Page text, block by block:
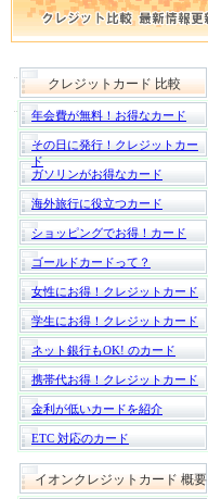
クレジットカード 比較
年会費が無料！お得なカード
その日に発行！クレジットカー
ド
ガソリンがお得なカード
海外旅行に役立つカード
ショッピングでお得！カード
ゴールドカードって？
女性にお得！クレジットカード
学生にお得！クレジットカード
ネット銀行もOK! のカード
携帯代お得！クレジットカード
金利が低いカードを紹介
ETC 対応のカード
イオンクレジットカード 概要